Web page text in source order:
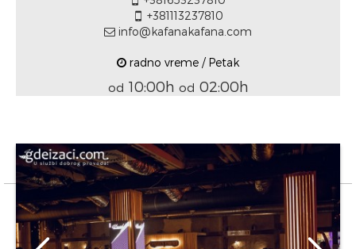
+381113237810
info@kafanakafana.com
radno vreme / Petak
od 10:00h od 02:00h